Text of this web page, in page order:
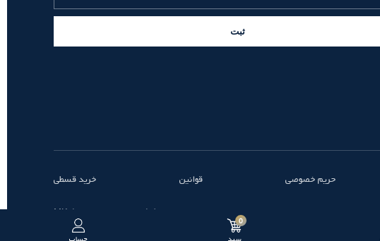
0
ثبت
حریم خصوصی قوانین خرید قسطی
طراحی و توسعه توسط MK